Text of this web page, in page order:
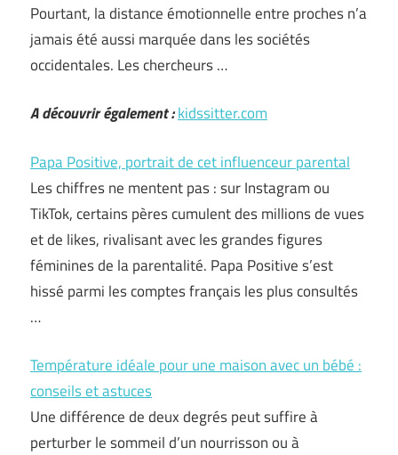
Pourtant, la distance émotionnelle entre proches n’a
jamais été aussi marquée dans les sociétés
occidentales. Les chercheurs …
A découvrir également :kidssitter.com
Papa Positive, portrait de cet influenceur parental
Les chiffres ne mentent pas : sur Instagram ou
TikTok, certains pères cumulent des millions de vues
et de likes, rivalisant avec les grandes figures
féminines de la parentalité. Papa Positive s’est
hissé parmi les comptes français les plus consultés
…
Température idéale pour une maison avec un bébé :
conseils et astuces
Une différence de deux degrés peut suffire à
perturber le sommeil d’un nourrisson ou à